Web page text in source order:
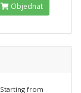
Objednat
Starting from